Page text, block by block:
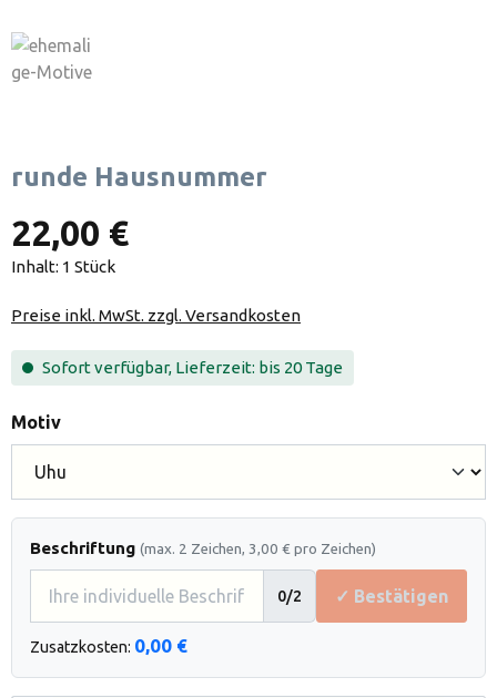
runde Hausnummer
22,00 €
Inhalt: 1 Stück
Preise inkl. MwSt. zzgl. Versandkosten
Sofort verfügbar, Lieferzeit: bis 20 Tage
Motivauswählen
Beschriftung (max. 2 Zeichen, 3,00 € pro Zeichen)
0/2 ✓ Bestätigen
Zusatzkosten: 0,00 €